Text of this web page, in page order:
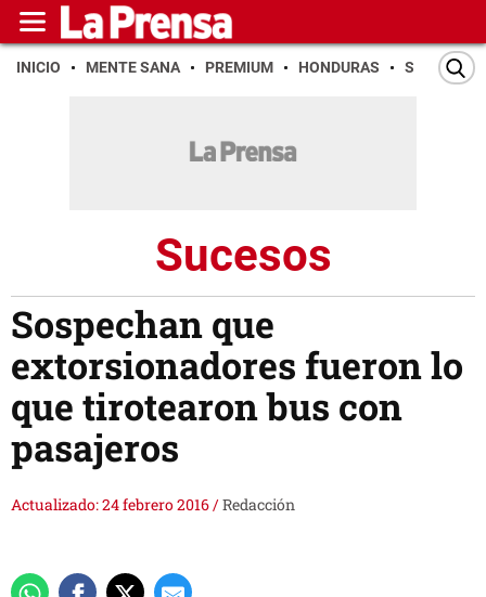
INICIO MENTE SANA PREMIUM HONDURAS SAN PEDRO
Sucesos
Sospechan que
extorsionadores fueron lo
que tirotearon bus con
pasajeros
Actualizado: 24 febrero 2016/Redacción